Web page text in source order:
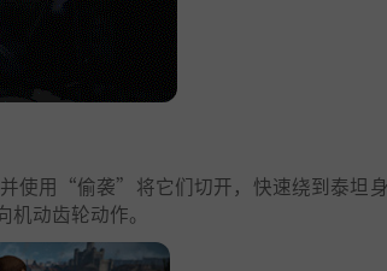
使用“偷袭”将它们切开，快速绕到泰坦
动齿轮动作。